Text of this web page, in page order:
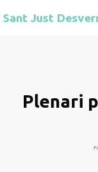
toSant Just
Plenari